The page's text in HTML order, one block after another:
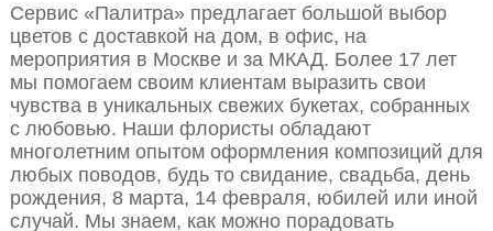
Сервис «Палитра» предлагает большой выбор
цветов с доставкой на дом, в офис, на
мероприятия в Москве и за МКАД. Более 17 лет
мы помогаем своим клиентам выразить свои
чувства в уникальных свежих букетах, собранных
с любовью. Наши флористы обладают
многолетним опытом оформления композиций для
любых поводов, будь то свидание, свадьба, день
рождения, 8 марта, 14 февраля, юбилей или иной
случай. Мы знаем, как можно порадовать